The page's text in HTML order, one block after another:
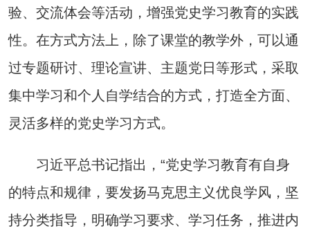
验、交流体会等活动，增强党史学习教育的实践
性。在方式方法上，除了课堂的教学外，可以通
过专题研讨、理论宣讲、主题党日等形式，采取
集中学习和个人自学结合的方式，打造全方面、
灵活多样的党史学习方式。
习近平总书记指出，“党史学习教育有自身
的特点和规律，要发扬马克思主义优良学风，坚
持分类指导，明确学习要求、学习任务，推进内